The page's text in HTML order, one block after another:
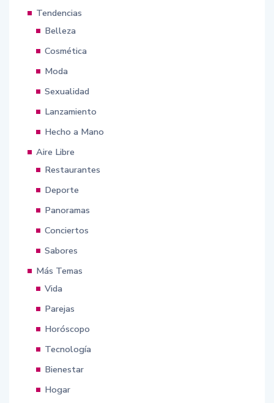
Tendencias
Belleza
Cosmética
Moda
Sexualidad
Lanzamiento
Hecho a Mano
Aire Libre
Restaurantes
Deporte
Panoramas
Conciertos
Sabores
Más Temas
Vida
Parejas
Horóscopo
Tecnología
Bienestar
Hogar